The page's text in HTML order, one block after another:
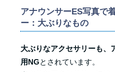
アナウンサーES写真で
ー：大ぶりなもの
大ぶりなアクセサリーも、
用NGとされています。